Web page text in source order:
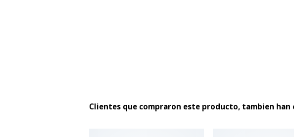
Clientes que compraron este producto, tambien han